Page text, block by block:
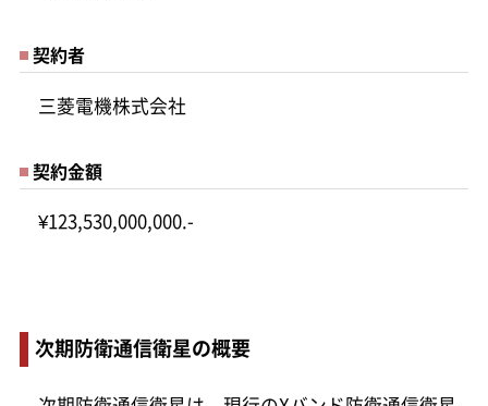
契約者
三菱電機株式会社
契約金額
¥123,530,000,000.-
次期防衛通信衛星の概要